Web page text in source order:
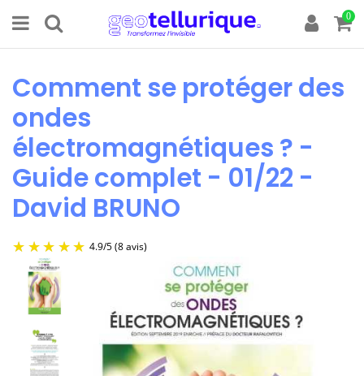
0
Comment se protéger des
ondes
électromagnétiques ? -
Guide complet - 01/22 -
David BRUNO
(8 avis)